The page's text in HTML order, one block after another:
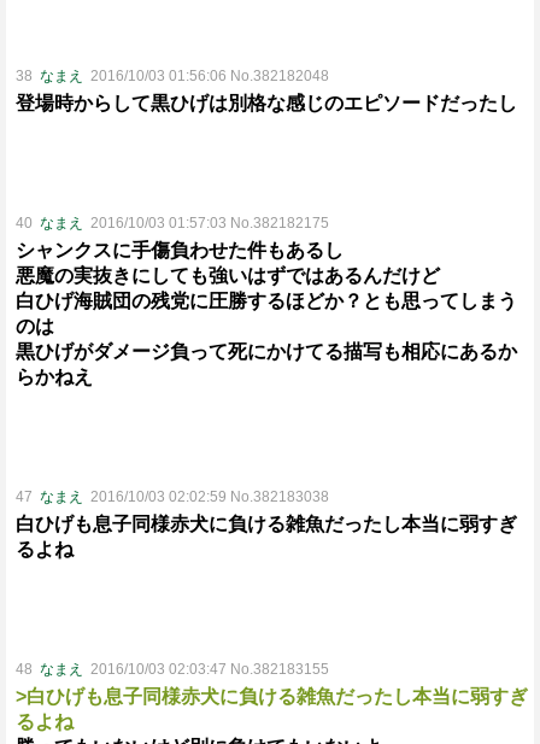
38 なまえ 2016/10/03 01:56:06 No.382182048
登場時からして黒ひげは別格な感じのエピソードだったし
40 なまえ 2016/10/03 01:57:03 No.382182175
シャンクスに手傷負わせた件もあるし
悪魔の実抜きにしても強いはずではあるんだけど
白ひげ海賊団の残党に圧勝するほどか？とも思ってしまう
のは
黒ひげがダメージ負って死にかけてる描写も相応にあるか
らかねえ
47 なまえ 2016/10/03 02:02:59 No.382183038
白ひげも息子同様赤犬に負ける雑魚だったし本当に弱すぎ
るよね
48 なまえ 2016/10/03 02:03:47 No.382183155
>白ひげも息子同様赤犬に負ける雑魚だったし本当に弱すぎ
るよね